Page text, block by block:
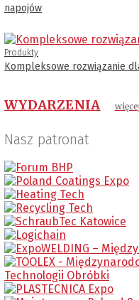
napojów
Produkty
Kompleksowe rozwiązanie
WYDARZENIA więcej
Nasz patronat